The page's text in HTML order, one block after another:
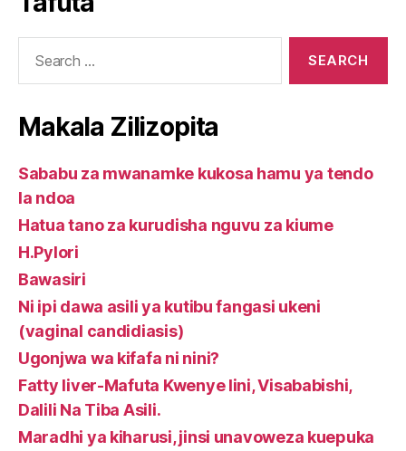
Makala Zilizopita
Sababu za mwanamke kukosa hamu ya tendo
la ndoa
Hatua tano za kurudisha nguvu za kiume
H.Pylori
Bawasiri
Ni ipi dawa asili ya kutibu fangasi ukeni
(vaginal candidiasis)
Ugonjwa wa kifafa ni nini?
Fatty liver-Mafuta Kwenye Iini, Visababishi,
Dalili Na Tiba Asili.
Maradhi ya kiharusi, jinsi unavoweza kuepuka